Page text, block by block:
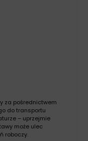
za pośrednictwem
do transportu
– uprzejmie
może ulec
roboczy.